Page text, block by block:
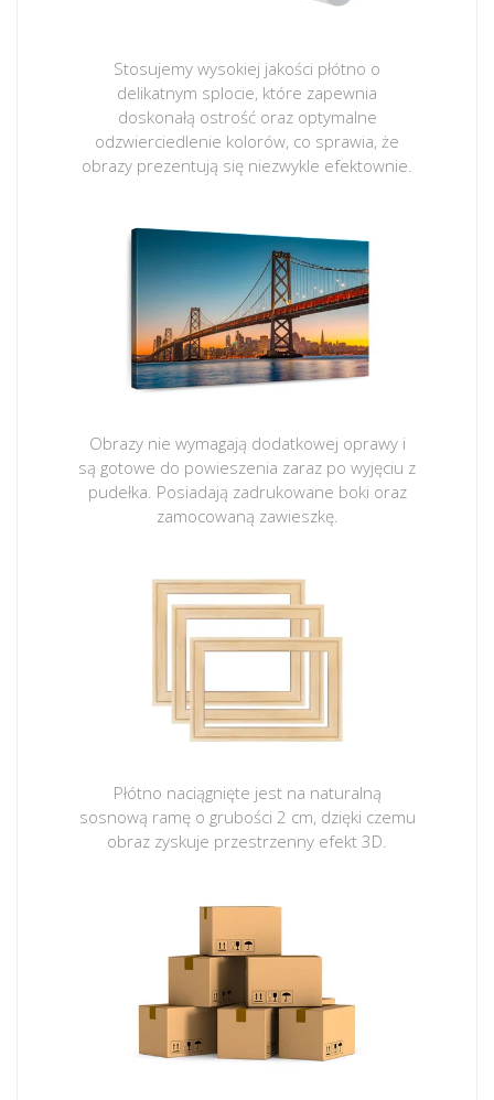
Stosujemy wysokiej jakości płótno o
delikatnym splocie, które zapewnia
doskonałą ostrość oraz optymalne
odzwierciedlenie kolorów, co sprawia, że
obrazy prezentują się niezwykle efektownie.
Obrazy nie wymagają dodatkowej oprawy i
są gotowe do powieszenia zaraz po wyjęciu z
pudełka. Posiadają zadrukowane boki oraz
zamocowaną zawieszkę.
Płótno naciągnięte jest na naturalną
sosnową ramę o grubości 2 cm, dzięki czemu
obraz zyskuje przestrzenny efekt 3D.